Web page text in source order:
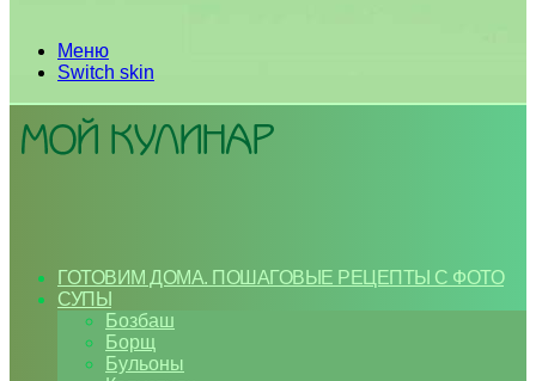
Меню
Switch skin
ГОТОВИМ ДОМА. ПОШАГОВЫЕ РЕЦЕПТЫ С ФОТО
СУПЫ
Бозбаш
Борщ
Бульоны